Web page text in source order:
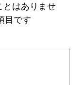
とはありませ
目です